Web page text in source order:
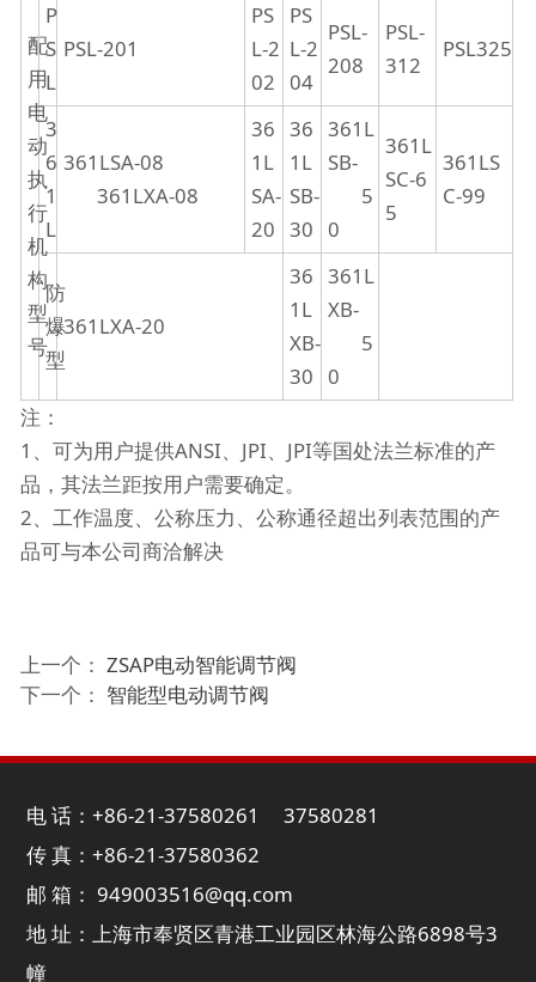
配
用
电
动
执
行
机
构
型
号
P
S
L
PSL-201
PS
L-2
02
PS
L-2
04
PSL-
208
PSL-
312
PSL325
3
6
1
L
361LSA-08
361LXA-08
36
1L
SA-
20
36
1L
SB-
30
361L
SB-
5
0
361L
SC-6
5
361LS
C-99
防
爆
型
361LXA-20
36
1L
XB-
30
361L
XB-
5
0
注：
1、可为用户提供ANSI、JPI、JPI等国处法兰标准的产
品，其法兰距按用户需要确定。
2、工作温度、公称压力、公称通径超出列表范围的产
品可与本公司商洽解决
上一个： ZSAP电动智能调节阀
下一个： 智能型电动调节阀
电 话：+86-21-37580261 37580281
传 真：+86-21-37580362
邮 箱： 949003516@qq.com
地 址：上海市奉贤区青港工业园区林海公路6898号3
幢